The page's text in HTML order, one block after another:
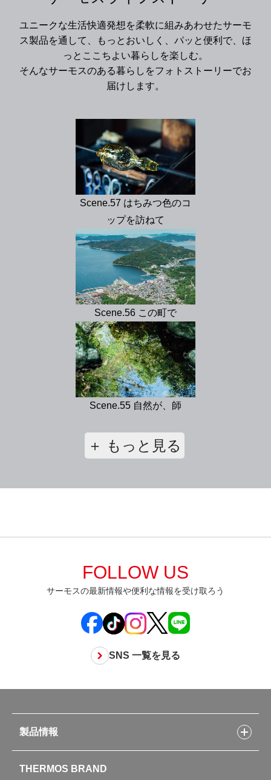
ユニークな生活快適発想を柔軟に組みあわせたサーモ
ス製品を通して、もっとおいしく、パッと便利で、ほ
っとここちよい暮らしを楽しむ。
そんなサーモスのある暮らしをフォトストーリーでお
届けします。
Scene.57 はちみつ色のコ
ップを訪ねて
Scene.56 この町で
Scene.55 自然が、師
＋ もっと見る
FOLLOW US
サーモスの最新情報や便利な情報を受け取ろう
SNS 一覧を見る
製品情報
水筒
THERMOS BRAND